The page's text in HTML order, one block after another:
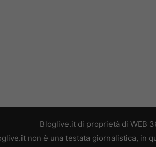
Bloglive.it di proprietà di WEB
non è una testata giornalistica, in